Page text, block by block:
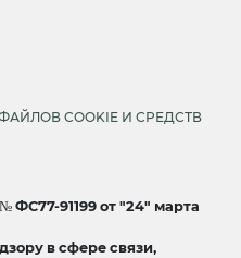
COOKIE И СРЕДСТВ
ФС77-91199 от "24" марта
в сфере связи,